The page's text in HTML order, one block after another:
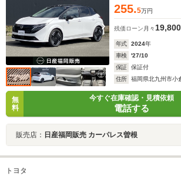
255.5万円
残価ローン 月々19,800
年式 2024年
車検
'27/10
保証
保証付
住所
福岡県北九州市小
無
料
今すぐ在庫確認・見積依頼
電話する
販売店： 日産福岡販売 カーパレス曽根
トヨタ